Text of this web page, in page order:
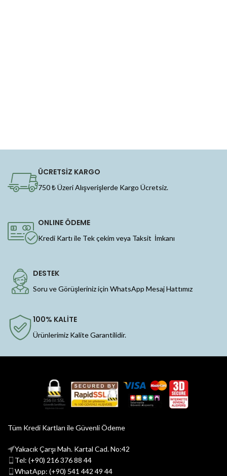
ÜCRETSİZ KARGO
750 ₺ Üzeri Alışverişlerde Kargo Ücretsiz.
ONLINE ÖDEME
Kredi Kartı ile Tek çekim veya Taksit İmkanı
DESTEK
Soru ve Görüşleriniz için WhatsApp Mesaj Hattımız
100% KALİTE
Ürünlerimiz Kalite Garantilidir.
Tüm Kredi Kartları ile Güvenli Ödeme
Yakacık Çarşı Mah. Kartal Cad. No:42
Tel: (+90) 216 376 88 44
WhatApp: (+90) 541 442 49 44